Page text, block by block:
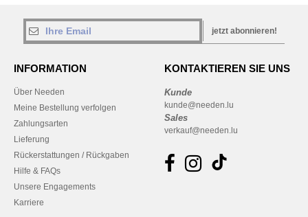
jetzt abonnieren!
INFORMATION
Über Needen
Meine Bestellung verfolgen
Zahlungsarten
Lieferung
Rückerstattungen / Rückgaben
Hilfe & FAQs
Unsere Engagements
Karriere
KONTAKTIEREN SIE UNS
Kunde
kunde@needen.lu
Sales
verkauf@needen.lu